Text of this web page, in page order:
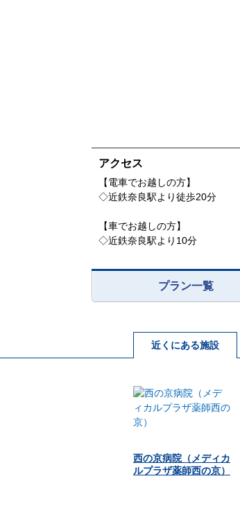
アクセス
【電車でお越しの方】
◇近鉄奈良駅より徒歩20分
【車でお越しの方】
◇近鉄奈良駅より10分
プラン一覧
近くにある施設
西の京病院（メディカ
ルプラザ薬師西の京）